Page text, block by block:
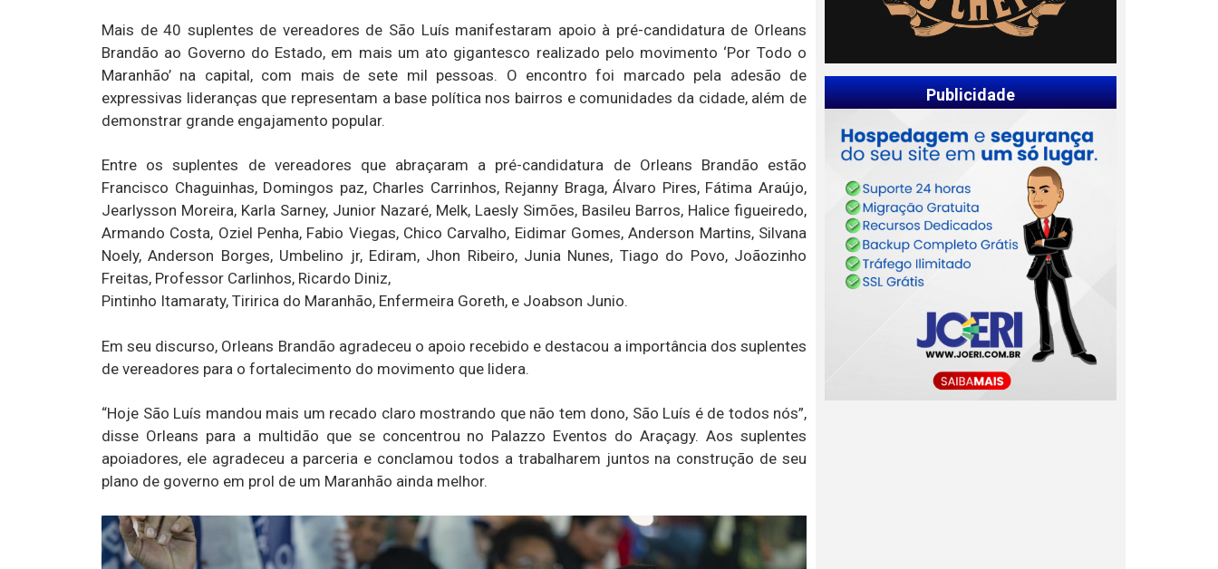
Mais de 40 suplentes de vereadores de São Luís manifestaram apoio à pré-candidatura de Orleans
Brandão ao Governo do Estado, em mais um ato gigantesco realizado pelo movimento ‘Por Todo o
Maranhão’ na capital, com mais de sete mil pessoas. O encontro foi marcado pela adesão de
expressivas lideranças que representam a base política nos bairros e comunidades da cidade, além de
demonstrar grande engajamento popular.
Entre os suplentes de vereadores que abraçaram a pré-candidatura de Orleans Brandão estão
Francisco Chaguinhas, Domingos paz, Charles Carrinhos, Rejanny Braga, Álvaro Pires, Fátima Araújo,
Jearlysson Moreira, Karla Sarney, Junior Nazaré, Melk, Laesly Simões, Basileu Barros, Halice figueiredo,
Armando Costa, Oziel Penha, Fabio Viegas, Chico Carvalho, Eidimar Gomes, Anderson Martins, Silvana
Noely, Anderson Borges, Umbelino jr, Ediram, Jhon Ribeiro, Junia Nunes, Tiago do Povo, Joãozinho
Freitas, Professor Carlinhos, Ricardo Diniz,
Pintinho Itamaraty, Tiririca do Maranhão, Enfermeira Goreth, e Joabson Junio.
Em seu discurso, Orleans Brandão agradeceu o apoio recebido e destacou a importância dos suplentes
de vereadores para o fortalecimento do movimento que lidera.
“Hoje São Luís mandou mais um recado claro mostrando que não tem dono, São Luís é de todos nós”,
disse Orleans para a multidão que se concentrou no Palazzo Eventos do Araçagy. Aos suplentes
apoiadores, ele agradeceu a parceria e conclamou todos a trabalharem juntos na construção de seu
plano de governo em prol de um Maranhão ainda melhor.
Publicidade